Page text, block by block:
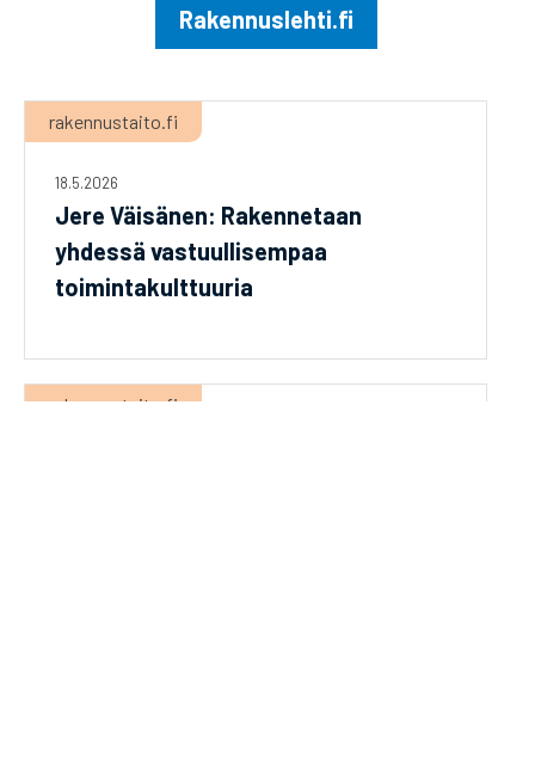
Rakennuslehti.fi
rakennustaito.fi
18.5.2026
Jere Väisänen: Rakennetaan
yhdessä vastuullisempaa
toimintakulttuuria
rakennustaito.fi